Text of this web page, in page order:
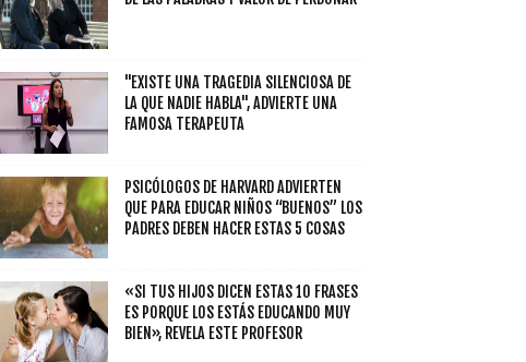
"EXISTE UNA TRAGEDIA SILENCIOSA DE
LA QUE NADIE HABLA", ADVIERTE UNA
FAMOSA TERAPEUTA
PSICÓLOGOS DE HARVARD ADVIERTEN
QUE PARA EDUCAR NIÑOS “BUENOS” LOS
PADRES DEBEN HACER ESTAS 5 COSAS
«SI TUS HIJOS DICEN ESTAS 10 FRASES
ES PORQUE LOS ESTÁS EDUCANDO MUY
BIEN», REVELA ESTE PROFESOR